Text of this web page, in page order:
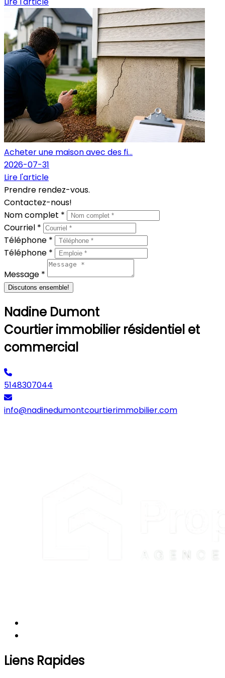
Acheter une maison avec des fi...
2026-07-31
Lire l'article
Prendre rendez-vous.
Contactez-nous!
Nom complet *
Courriel *
Téléphone *
Téléphone *
Message *
Discutons ensemble!
Nadine Dumont
Courtier immobilier résidentiel et
commercial
5148307044
info@nadinedumontcourtierimmobilier.com
Liens Rapides